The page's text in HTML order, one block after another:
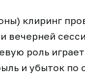
клиринг
вечерней
роль
и убыток по